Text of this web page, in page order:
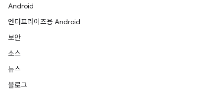
Android
엔터프라이즈용 Android
보안
소스
뉴스
블로그